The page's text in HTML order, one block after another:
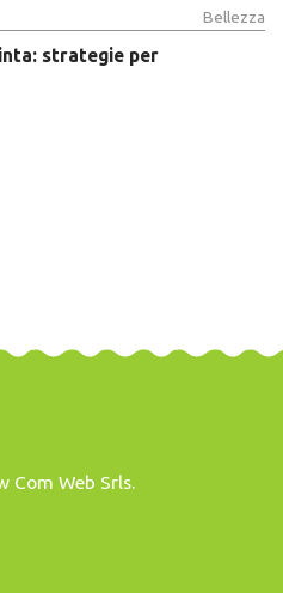
Bellezza
strategie per
Com Web Srls.